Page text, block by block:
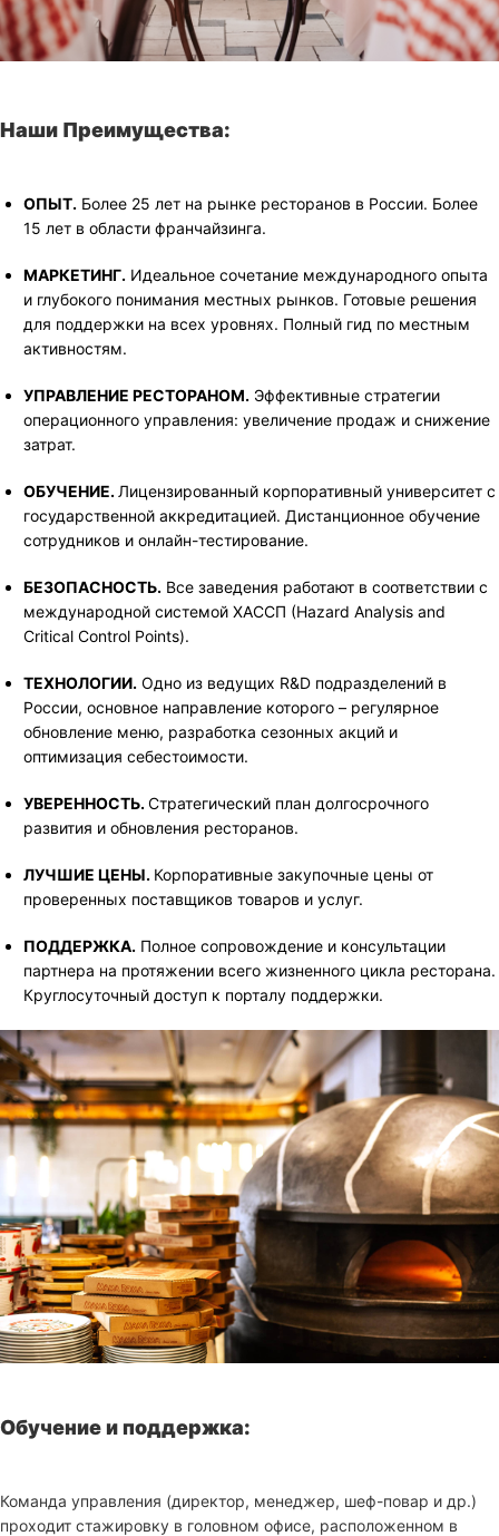
Наши Преимущества:
ОПЫТ.Более 25 лет на рынке ресторанов в России. Более
15 лет в области франчайзинга.
МАРКЕТИНГ.Идеальное сочетание международного опыта
и глубокого понимания местных рынков. Готовые решения
для поддержки на всех уровнях. Полный гид по местным
активностям.
УПРАВЛЕНИЕ РЕСТОРАНОМ.Эффективные стратегии
операционного управления: увеличение продаж и снижение
затрат.
ОБУЧЕНИЕ.Лицензированный корпоративный университет с
государственной аккредитацией. Дистанционное обучение
сотрудников и онлайн-тестирование.
БЕЗОПАСНОСТЬ.Все заведения работают в соответствии с
международной системой ХАССП (Hazard Analysis and
Critical Control Points).
ТЕХНОЛОГИИ.Одно из ведущих R&D подразделений в
России, основное направление которого – регулярное
обновление меню, разработка сезонных акций и
оптимизация себестоимости.
УВЕРЕННОСТЬ.Стратегический план долгосрочного
развития и обновления ресторанов.
ЛУЧШИЕ ЦЕНЫ. Корпоративные закупочные цены от
проверенных поставщиков товаров и услуг.
ПОДДЕРЖКА.Полное сопровождение и консультации
партнера на протяжении всего жизненного цикла ресторана.
Круглосуточный доступ к порталу поддержки.
Обучение и поддержка:
Команда управления (директор, менеджер, шеф-повар и др.)
проходит стажировку в головном офисе, расположенном в